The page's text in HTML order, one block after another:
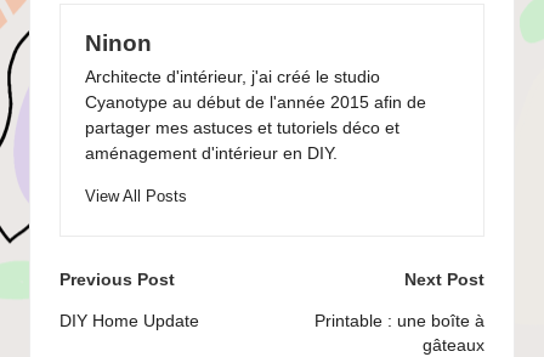
Ninon
Architecte d'intérieur, j'ai créé le studio
Cyanotype au début de l'année 2015 afin de
partager mes astuces et tutoriels déco et
aménagement d'intérieur en DIY.
View All Posts
Post
navigation
Previous Post
DIY Home Update
Next Post
Printable : une boîte à
gâteaux